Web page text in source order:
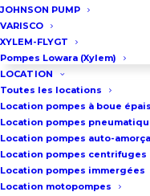
JOHNSON PUMP
VARISCO
XYLEM-FLYGT
Pompes Lowara (Xylem)
LOCATION
Toutes les locations
Location pompes à boue
Location pompes
Location pompes auto-
Location pompes centrifuges
Location pompes immergées
Location motopompes